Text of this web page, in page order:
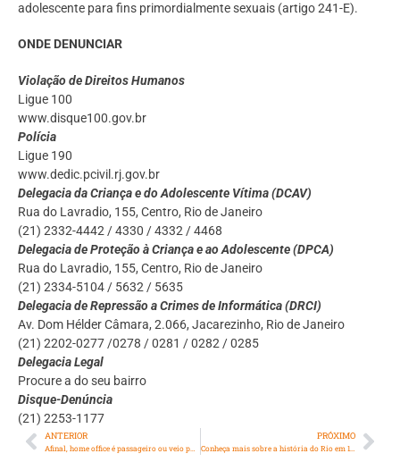
adolescente para fins primordialmente sexuais (artigo 241-E).
ONDE DENUNCIAR
Violação de Direitos Humanos
Ligue 100
www.disque100.gov.br
Polícia
Ligue 190
www.dedic.pcivil.rj.gov.br
Delegacia da Criança e do Adolescente Vítima (DCAV)
Rua do Lavradio, 155, Centro, Rio de Janeiro
(21) 2332-4442 / 4330 / 4332 / 4468
Delegacia de Proteção à Criança e ao Adolescente (DPCA)
Rua do Lavradio, 155, Centro, Rio de Janeiro
(21) 2334-5104 / 5632 / 5635
Delegacia de Repressão a Crimes de Informática (DRCI)
Av. Dom Hélder Câmara, 2.066, Jacarezinho, Rio de Janeiro
(21) 2202-0277 /0278 / 0281 / 0282 / 0285
Delegacia Legal
Procure a do seu bairro
Disque-Denúncia
(21) 2253-1177
ANTERIOR PRÓXIMO
Conheça mais sobre a história do Rio em 10 livros